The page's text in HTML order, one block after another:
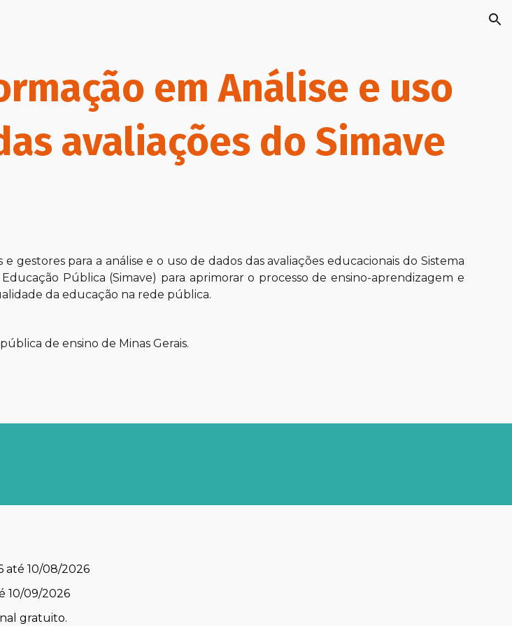
emAnálise e uso
avaliações do Simave
gestores para a análise e o uso de dados das avaliações educacionais do Sistema
Pública (Simave) para aprimorar o processo de ensino-aprendizagem e
da educação na rede pública.
de ensino de Minas Gerais.
até 10/08/2026
10/09/2026
gratuito.